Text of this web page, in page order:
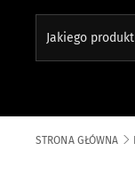
Jakiego
STRONA GŁÓWNA